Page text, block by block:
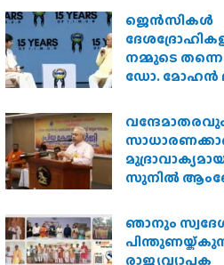
വേണമെന്ന്
പരിഷത്ത്
ജെന്‍സികള്‍
നമ്മുടെ തന്നെ
ഡോ. മോഹന്‍
സുനിൽ
ഞാനും
രാജ്യവ്യാപക